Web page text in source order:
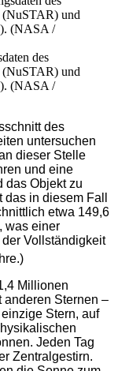
des
(NuSTAR) und
(NASA /
des
untersuchen
dieser Stelle
und eine
das Objekt zu
in diesem Fall
etwa 149,6
was einer
Vollständigkeit
Millionen
anderen Sternen –
Stern, auf
Jeden Tag
Zentralgestirn.